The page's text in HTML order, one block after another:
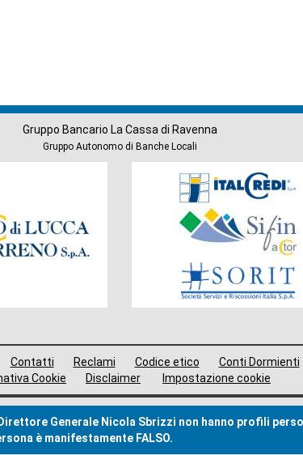
Gruppo Bancario La Cassa di Ravenna
Gruppo Autonomo di Banche Locali
Società
Gruppo
Contatti Reclami Codice etico Conti Dormienti
Cookie
Disclaimer Impostazione cookie
Generale Nicola Sbrizzi non hanno profili
è manifestamente FALSO.